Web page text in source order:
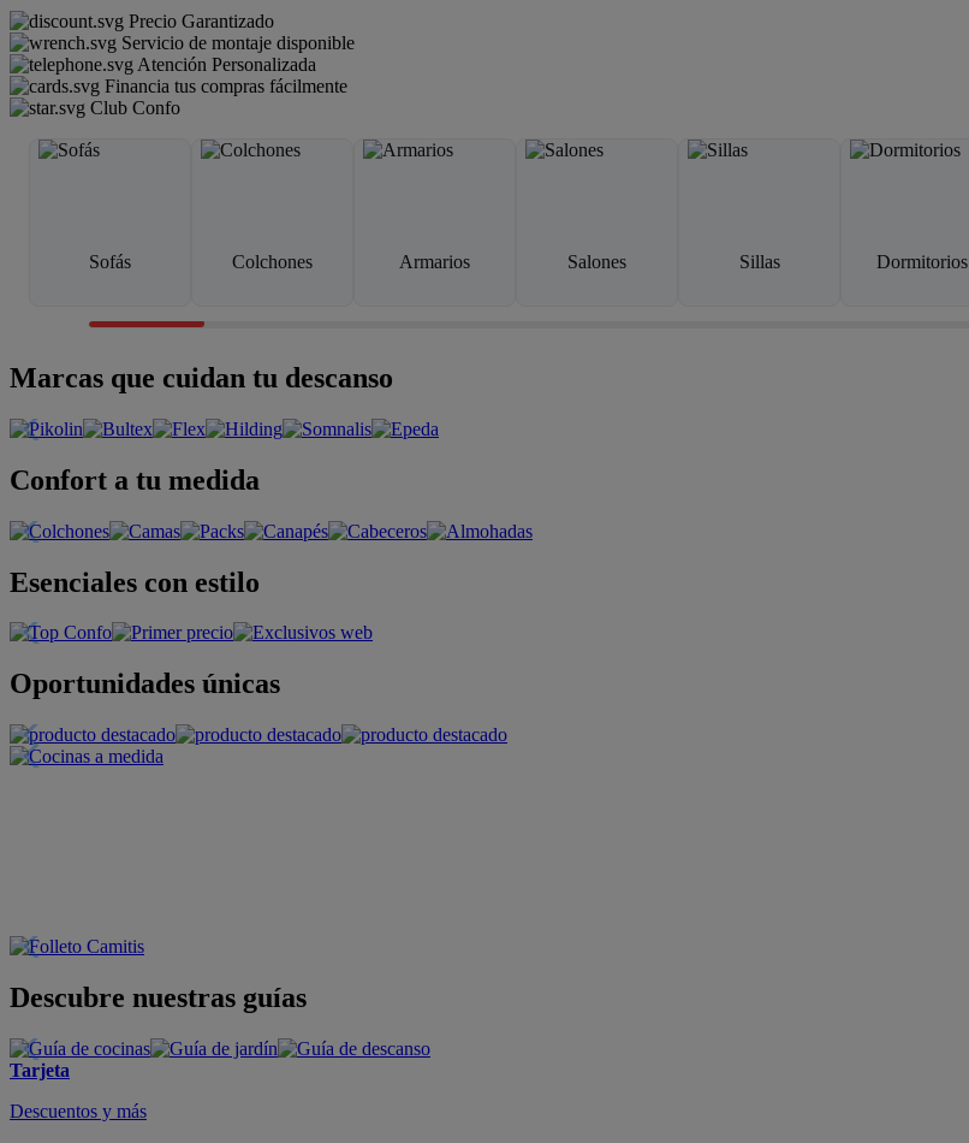
Precio Garantizado
Servicio de montaje disponible
Atención Personalizada
Financia tus compras fácilmente
Club Confo
Sofás Colchones Armarios Salones Sillas Dormitorios
Marcas que cuidan tu descanso
Confort a tu medida
Esenciales con estilo
Oportunidades únicas
Descubre nuestras guías
Tarjeta
Descuentos y más